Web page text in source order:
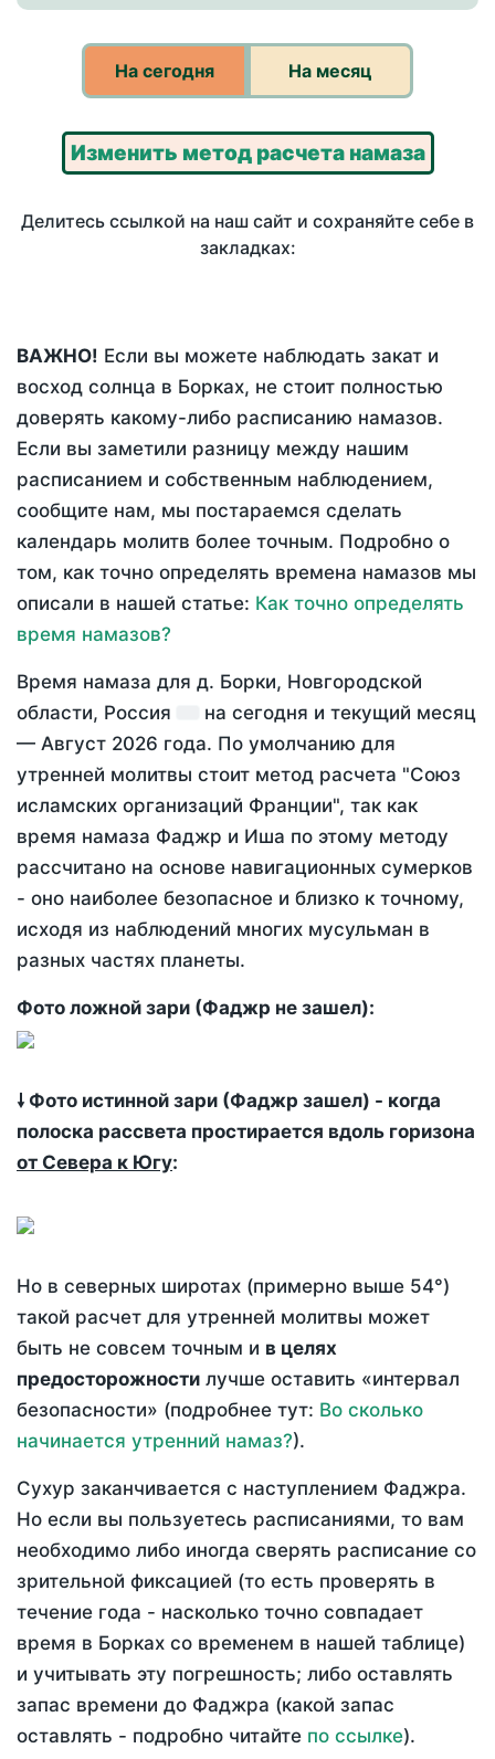
На сегодня На месяц
Изменить метод расчета намаза
Делитесь ссылкой на наш сайт и сохраняйте себе в
закладках:
ВАЖНО! Если вы можете наблюдать закат и
восход солнца в Борках, не стоит полностью
доверять какому-либо расписанию намазов.
Если вы заметили разницу между нашим
расписанием и собственным наблюдением,
сообщите нам, мы постараемся сделать
календарь молитв более точным. Подробно о
том, как точно определять времена намазов мы
описали в нашей статье: Как точно определять
время намазов?
Время намаза для д. Борки, Новгородской
области, Россия
на сегодня и текущий месяц
— Август 2026 года. По умолчанию для
утренней молитвы стоит метод расчета "Союз
исламских организаций Франции", так как
время намаза Фаджр и Иша по этому методу
рассчитано на основе навигационных сумерков
- оно наиболее безопасное и близко к точному,
исходя из наблюдений многих мусульман в
разных частях планеты.
Фото ложной зари (Фаджр не зашел):
🠗 Фото истинной зари (Фаджр зашел) - когда
полоска рассвета простирается вдоль горизона
от Севера к Югу:
Но в северных широтах (примерно выше 54°)
такой расчет для утренней молитвы может
быть не совсем точным и в целях
предосторожности лучше оставить «интервал
безопасности» (подробнее тут: Во сколько
начинается утренний намаз?).
Сухур заканчивается с наступлением Фаджра.
Но если вы пользуетесь расписаниями, то вам
необходимо либо иногда сверять расписание со
зрительной фиксацией (то есть проверять в
течение года - насколько точно совпадает
время в Борках со временем в нашей таблице)
и учитывать эту погрешность; либо оставлять
запас времени до Фаджра (какой запас
оставлять - подробно читайте по ссылке).